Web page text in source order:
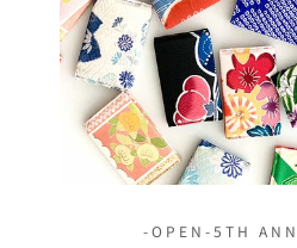
-OPEN-5TH